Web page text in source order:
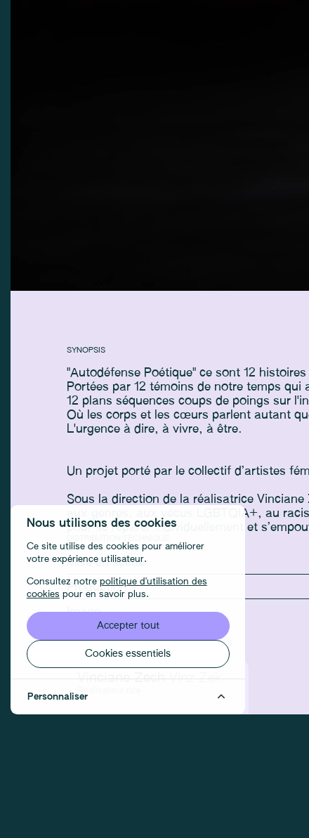
SYNOPSIS
"Autodéfense Poétique" ce sont 12
Portées par 12 témoins de notre temps qui
12 plans séquences coups de poings sur
Où les corps et les cœurs parlent autant
L'urgence à dire, à vivre, à être.
Un projet porté par le collectif d’artistes
Sous la direction de la réalisatrice
aux genres, aux vécus LGBTQIA+, au
pour se réparer individuellement et
Mise en scène
Production
Image
MEMBRES DE L'ÉQUIPE DÉJÀ INSCRIT.E.X.S
Vinciane Zech Vinz Zek
Nous utilisons des cookies
Ce site utilise des cookies pour améliorer
votre expérience utilisateur.
Consultez notre politique d'utilisation des
cookies pour en savoir plus.
Cookies essentiels
Accepter tout
Personnaliser